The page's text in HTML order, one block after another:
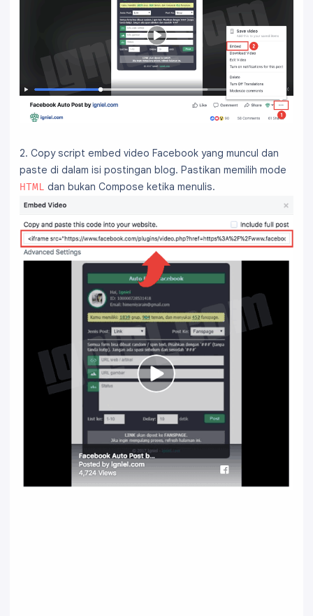
2. Copy script embed video Facebook yang muncul dan
paste di dalam isi postingan blog. Pastikan memilih mode
HTML dan bukan Compose ketika menulis.